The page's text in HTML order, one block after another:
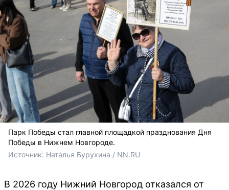
Парк Победы стал главной площадкой празднования Дня
Победы в Нижнем Новгороде.
Источник: Наталья Бурухина / NN.RU
В 2026 году Нижний Новгород отказался от